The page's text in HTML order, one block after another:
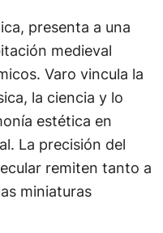
presenta a una
medieval
Varo vincula la
la ciencia y lo
estética en
La precisión del
remiten tanto a
miniaturas